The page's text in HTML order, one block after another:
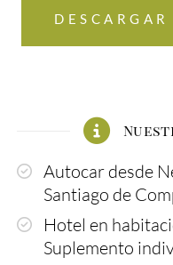
Autocar desde
Santiago de
Hotel en
Suplemento